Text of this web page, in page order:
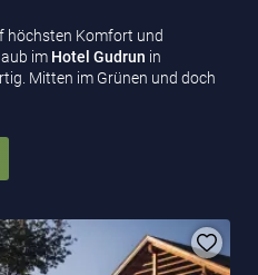
höchsten Komfort und
im Hotel Gudrun in
Mitten im Grünen und doch